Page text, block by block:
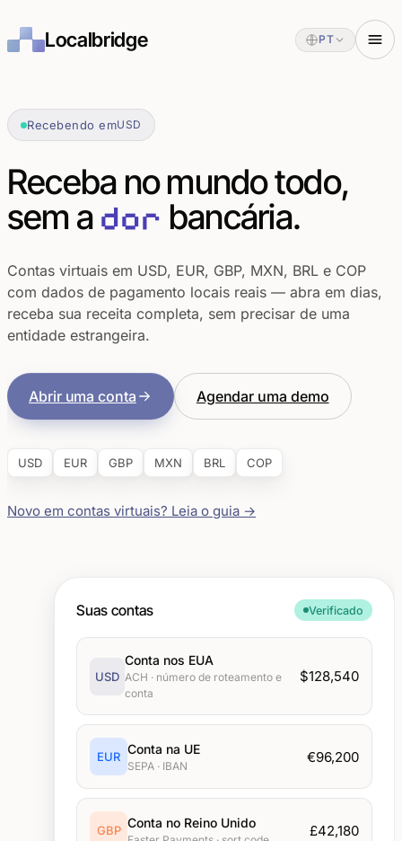
Localbridge PT
Recebendo emUSD
Receba no mundo todo,
sem ador bancária.
Contas virtuais em USD, EUR, GBP, MXN, BRL e COP
com dados de pagamento locais reais — abra em dias,
receba sua receita completa, sem precisar de uma
entidade estrangeira.
Abrir uma conta Agendar uma demo
USD EUR GBP MXN BRL COP
Novo em contas virtuais? Leia o guia →
Suas contas Verificado
USD
Conta nos EUA
ACH · número de roteamento e
conta
$128,540
EUR
Conta na UE
SEPA · IBAN
€96,200
GBP
Conta no Reino Unido £42,180